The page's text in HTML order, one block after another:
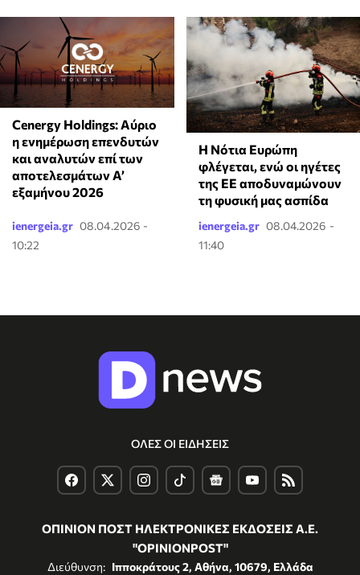
Cenergy Holdings: Αύριο
η ενημέρωση επενδυτών
και αναλυτών επί των
αποτελεσμάτων A’
εξαμήνου 2026
ienergeia.gr 08.04.2026 -
10:22
Η Νότια Ευρώπη
φλέγεται, ενώ οι ηγέτες
της ΕΕ αποδυναμώνουν
τη φυσική μας ασπίδα
ienergeia.gr 08.04.2026 -
11:40
ΟΛΕΣ ΟΙ ΕΙΔΗΣΕΙΣ
ΟΠΙΝΙΟΝ ΠΟΣΤ ΗΛΕΚΤΡΟΝΙΚΕΣ ΕΚΔΟΣΕΙΣ Α.Ε.
"OPINIONPOST"
Διεύθυνση: Ιπποκράτους 2, Αθήνα, 10679, Ελλάδα